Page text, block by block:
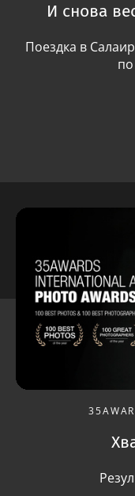
И снова
Поездка в